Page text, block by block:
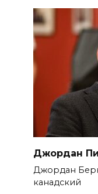
Джордан
Джордан
канадский